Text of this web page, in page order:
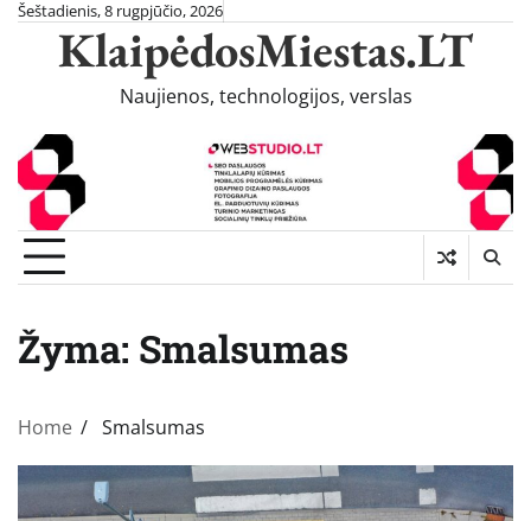
Skip
content
Šeštadienis, 8 rugpjūčio, 2026
KlaipėdosMiestas.LT
Naujienos, technologijos, verslas
Žyma: Smalsumas
Home Smalsumas